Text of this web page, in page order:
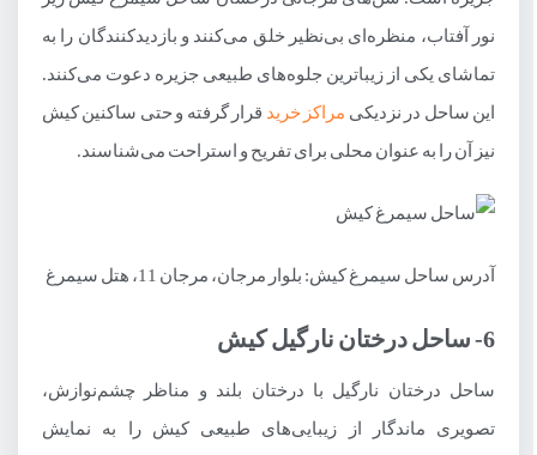
نور آفتاب، منظره‌ای بی‌نظیر خلق می‌کنند و بازدیدکنندگان را به
تماشای یکی از زیباترین جلوه‌های طبیعی جزیره دعوت می‌کنند.
این ساحل در نزدیکی مراکز خریدقرار گرفته و حتی ساکنین کیش
نیز آن را به عنوان محلی برای تفریح و استراحت می‌شناسند.
آدرس ساحل سیمرغ کیش: بلوار مرجان، مرجان 11، هتل سیمرغ
6- ساحل درختان نارگیل کیش
ساحل درختان نارگیل با درختان بلند و مناظر چشم‌نوازش،
تصویری ماندگار از زیبایی‌های طبیعی کیش را به نمایش